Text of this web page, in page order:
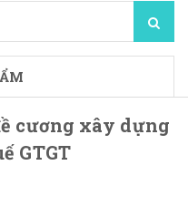
cương xây dựng
GTGT